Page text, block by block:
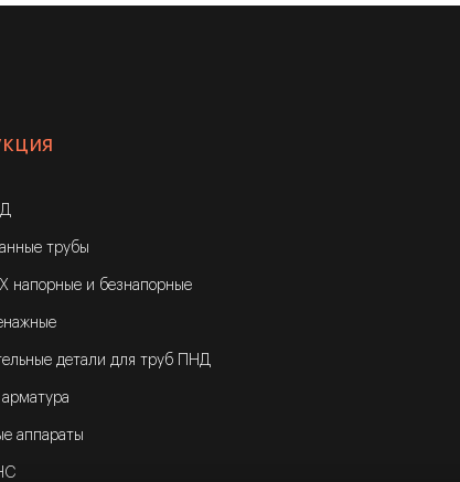
трубы
напорные и безнапорные
детали для труб ПНД
аппараты